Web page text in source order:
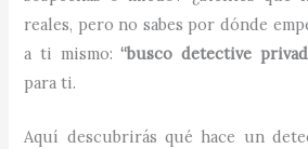
reales, pero no sabes por dónde
a ti mismo:“busco detective
para ti.
Aquí descubrirás qué hace un